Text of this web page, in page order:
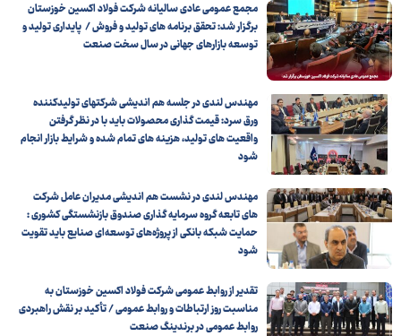
مجمع عمومی عادی سالیانه شرکت فولاد اکسین خوزستان
برگزار شد: تحقق برنامه های تولید و فروش / پایداری تولید و
توسعه بازارهای جهانی در سال سخت صنعت
مهندس لندی در جلسه هم اندیشی شرکتهای تولیدکننده
ورق سرد: قیمت‌ گذاری محصولات باید با در نظر گرفتن
واقعیت‌ های تولید، هزینه‌ های تمام‌ شده و شرایط بازار انجام
شود
مهندس لندی در نشست هم‌ اندیشی مدیران عامل شرکت‌
های تابعه گروه سرمایه گذاری صندوق بازنشستگی کشوری :
حمایت شبکه بانکی از پروژه‌های توسعه‌ای صنایع باید تقویت
شود
تقدیر از روابط عمومی شرکت فولاد اکسین خوزستان به
مناسبت روز ارتباطات و روابط عمومی / تأکید بر نقش راهبردی
روابط عمومی در برندینگ صنعت